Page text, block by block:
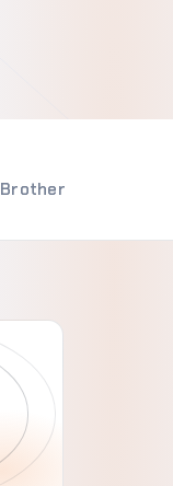
Brother